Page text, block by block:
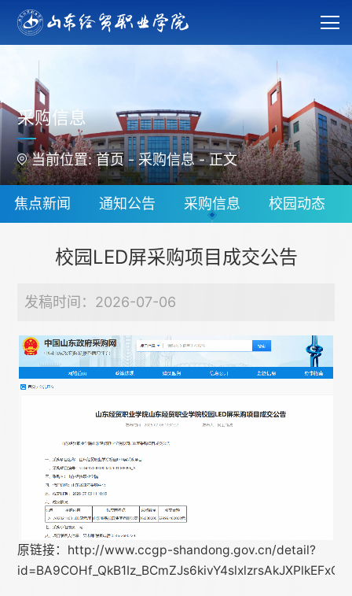
采购信息
当前位置:首页-采购信息-正文
焦点新闻 通知公告 采购信息 校园动态
校园LED屏采购项目成交公告
发稿时间：2026-07-06
原链接：http://www.ccgp-shandong.gov.cn/detail?